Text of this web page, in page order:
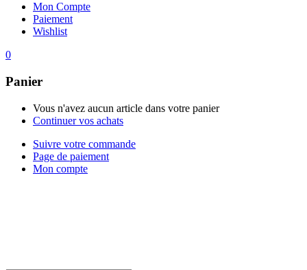
Mon Compte
Paiement
Wishlist
0
Panier
Vous n'avez aucun article dans votre panier
Continuer vos achats
Suivre votre commande
Page de paiement
Mon compte